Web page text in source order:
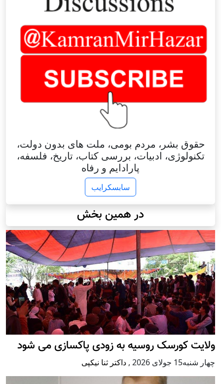
حقوق بشر، مردم بومی، ملت های بدون دولت،
تکنولوژی، ادبیات، بررسی کتاب، تاریخ، فلسفه،
پارادایم و رفاه
سابسکرایب
در همین بخش
ولایت کورسک روسیه به زودی پاکسازی می شود
چهار شنبه15 جولای 2026 , داکتر ثنا نیکپی